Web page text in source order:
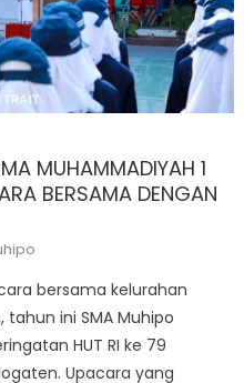
MUHAMMADIYAH 1
BERSAMA DENGAN
bersama kelurahan
ini SMA Muhipo
HUT RI ke 79
Upacara yang